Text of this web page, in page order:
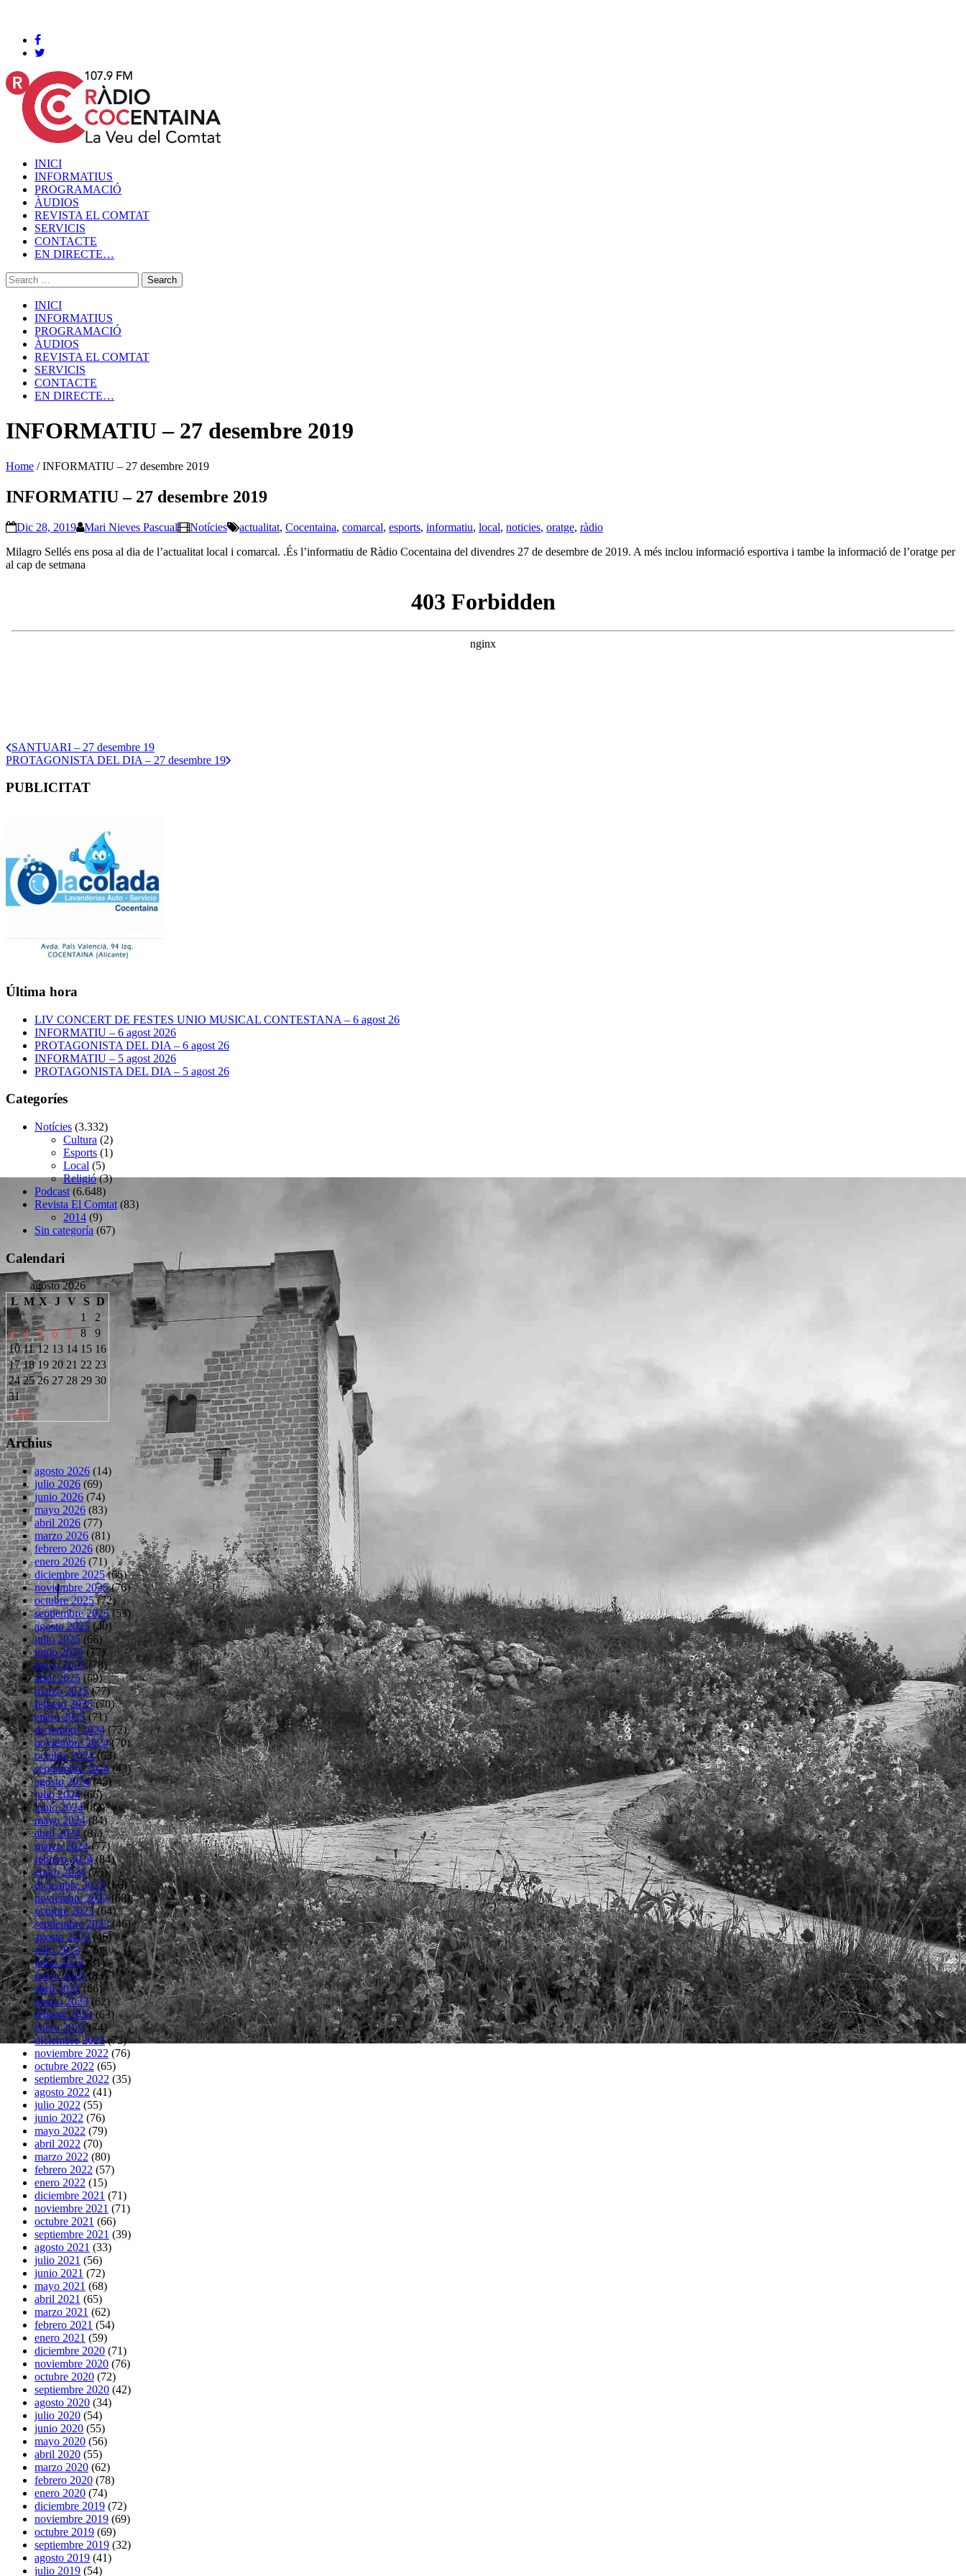
INICI
INFORMATIUS
PROGRAMACIÓ
ÀUDIOS
REVISTA EL COMTAT
SERVICIS
CONTACTE
EN DIRECTE…
INICI
INFORMATIUS
PROGRAMACIÓ
ÀUDIOS
REVISTA EL COMTAT
SERVICIS
CONTACTE
EN DIRECTE…
INFORMATIU – 27 desembre 2019
Home /INFORMATIU – 27 desembre 2019
INFORMATIU – 27 desembre 2019
Dic 28, 2019 Mari Nieves Pascual Notícies actualitat, Cocentaina, comarcal, esports, informatiu, local, noticies, oratge, ràdio
Milagro Sellés ens posa al dia de l’actualitat local i comarcal. .És l’informatiu de Ràdio Cocentaina del divendres 27 de desembre de 2019. A més inclou informació esportiva i tambe la informació de l’oratge per
al cap de setmana
SANTUARI – 27 desembre 19
PROTAGONISTA DEL DIA – 27 desembre 19
PUBLICITAT
Última hora
LIV CONCERT DE FESTES UNIO MUSICAL CONTESTANA – 6 agost 26
INFORMATIU – 6 agost 2026
PROTAGONISTA DEL DIA – 6 agost 26
INFORMATIU – 5 agost 2026
PROTAGONISTA DEL DIA – 5 agost 26
Categoríes
Notícies (3.332)
Cultura (2)
Esports (1)
Local (5)
Religió(3)
Podcast (6.648)
Revista El Comtat (83)
2014 (9)
Sin categoría (67)
Calendari
agosto 2026
L M X J V S D
« Jul
1
2
3
4 5 6 7 8
9
10 11 12 13 14 15 16
17 18 19 20 21 22 23
24 25 26 27 28 29 30
31
Archius
agosto 2026 (14)
julio 2026 (69)
junio 2026 (74)
mayo 2026 (83)
abril 2026 (77)
marzo 2026 (81)
febrero 2026 (80)
enero 2026 (71)
diciembre 2025(66)
noviembre 2025(76)
octubre 2025(72)
septiembre 2025(53)
agosto 2025(40)
julio 2025 (66)
junio 2025(77)
mayo 2025(78)
abril 2025(69)
marzo 2025(77)
febrero 2025(70)
enero 2025(71)
diciembre 2024(72)
noviembre 2024(70)
octubre 2024(63)
septiembre 2024(43)
agosto 2024(45)
julio 2024(66)
junio 2024(82)
mayo 2024(84)
abril 2024(81)
marzo 2024(77)
febrero 2024(84)
enero 2024(75)
diciembre 2023(66)
noviembre 2023(68)
octubre 2023(64)
septiembre 2023(46)
agosto 2023(46)
julio 2023(75)
junio 2023(81)
mayo 2023(83)
abril 2023(66)
marzo 2023(62)
febrero 2023(63)
enero 2023(74)
diciembre 2022(73)
noviembre 2022 (76)
octubre 2022 (65)
septiembre 2022 (35)
agosto 2022 (41)
julio 2022 (55)
junio 2022 (76)
mayo 2022 (79)
abril 2022 (70)
marzo 2022 (80)
febrero 2022 (57)
enero 2022 (15)
diciembre 2021 (71)
noviembre 2021 (71)
octubre 2021 (66)
septiembre 2021 (39)
agosto 2021 (33)
julio 2021 (56)
junio 2021 (72)
mayo 2021 (68)
abril 2021 (65)
marzo 2021 (62)
febrero 2021 (54)
enero 2021 (59)
diciembre 2020 (71)
noviembre 2020 (76)
octubre 2020 (72)
septiembre 2020 (42)
agosto 2020 (34)
julio 2020 (54)
junio 2020 (55)
mayo 2020 (56)
abril 2020 (55)
marzo 2020 (62)
febrero 2020 (78)
enero 2020 (74)
diciembre 2019 (72)
noviembre 2019 (69)
octubre 2019 (69)
septiembre 2019 (32)
agosto 2019 (41)
julio 2019 (54)